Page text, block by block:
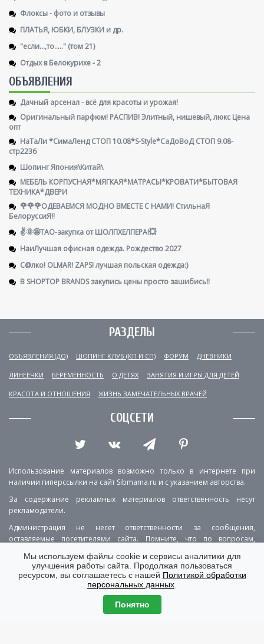
Флоксы - фото и отзывы
ПЛАТЬЯ, ЮБКИ, БЛУЗКИ и др.
"если...,то....." (том 21)
Отдых в Белокурихе - 2
ОБЪЯВЛЕНИЯ
Дачный арсенал - всё для красоты и урожая!
Оригинальный парфюм! РАСПИВ! Элитный, нишевый, люкс Цена
опт
НаТаЛи *СимаЛенд СТОП 10.08*S-Style*СаДоВоД СТОП 9.08-
стр2236
Шопинг Япония\Китай\
МЕБЕЛЬ КОРПУСНАЯ*МЯГКАЯ*МАТРАСЫ*КРОВАТИ*БЫТОВАЯ
ТЕХНИКА*ДВЕРИ
🌹🌹🌹ОДЕВАЕМСЯ МОДНО ВМЕСТЕ С НАМИ! СтильнаЯ
БелоруссиЯ‼
✌️🌞🤩ТАО-закупка от ШОЛПХЕЛПЕРА!💥
НаиЛучшая офисная одежда. Рождество 2027
С@лко! OLMAR! ZAPS! лучшая польская одежда:)
В SHOPTOP BRANDS закупись цены просто зашибись!!
РАЗДЕЛЫ
ОБЪЯВЛЕНИЯ (ДО) ШОПИНГ КЛУБ (КП И СП) ФОРУМ ДНЕВНИКИ
ЛИНЕЕЧКИ БЕРЕМЕННОСТЬ О ДЕТЯХ ЗАНЯТИЯ И ИГРЫ ДЛЯ ДЕТЕЙ
КРАСОТА И ОТНОШЕНИЯ ЖИЗНЬ ЗАМЕЧАТЕЛЬНЫХ ВРАЧЕЙ
СОЦСЕТИ
Использование материалов возможно только в интернете при
наличии гиперссылки на сайт Sibmama.ru и с указанием авторства.
За содержание рекламных материалов ответственность несут
рекламодатели.
Администрация не несет ответственности за сообщения,
оставляемые посетителями сайта. Помните, что по вопросам,
РЕКЛАМА О ПРОЕКТЕ
КОНТАКТЫ
ПОЛИТИКА КОНФИДЕНЦИАЛЬНОСТИ
ВЕРСИЯ ДЛЯ КОМПЬЮТЕРА
Мы используем файлы cookie и сервисы аналитики для
улучшения работы сайта. Продолжая пользоваться
ресурсом, вы соглашаетесь с нашей Политикой обработки
персональных данных
Понятно